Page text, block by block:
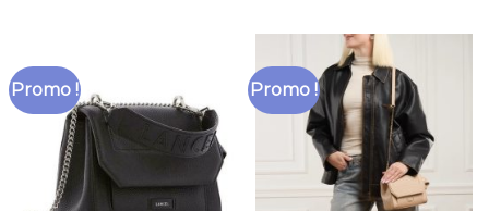
Promo ! Promo !